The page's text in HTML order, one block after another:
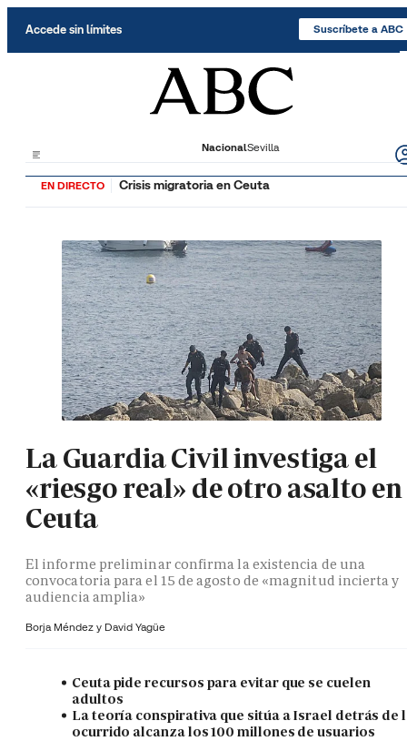
Accede sin límites Suscríbete a ABC
NacionalSevilla
EN DIRECTO Crisis migratoria en Ceuta
La Guardia Civil investiga el
«riesgo real» de otro asalto en
Ceuta
El informe preliminar confirma la existencia de una
convocatoria para el 15 de agosto de «magnitud incierta y
audiencia amplia»
Borja Méndez y David Yagüe
Ceuta pide recursos para evitar que se cuelen
adultos
La teoría conspirativa que sitúa a Israel detrás de
ocurrido alcanza los 100 millones de usuarios